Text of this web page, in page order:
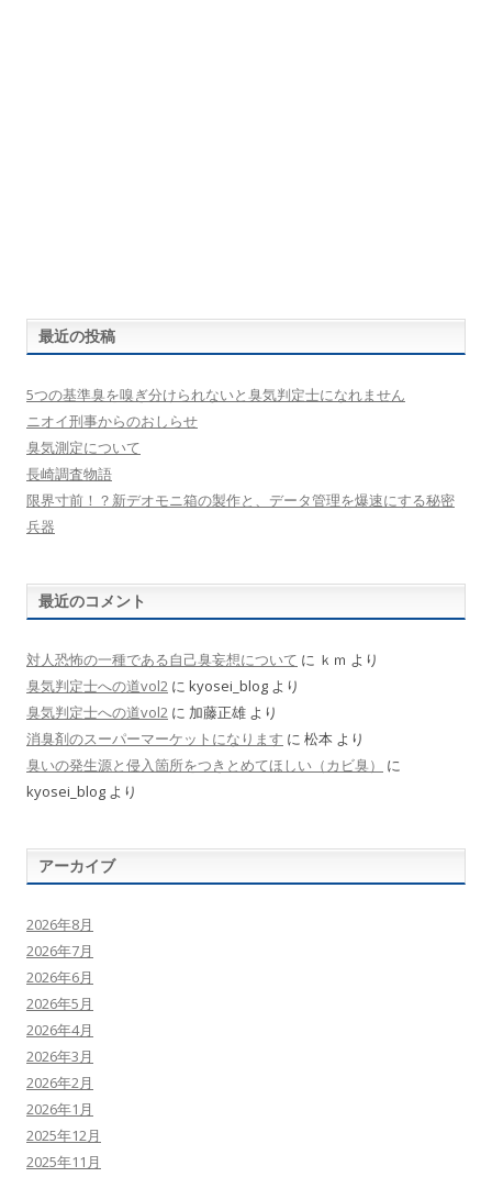
最近の投稿
5つの基準臭を嗅ぎ分けられないと臭気判定士になれません
ニオイ刑事からのおしらせ
臭気測定について
長崎調査物語
限界寸前！？新デオモニ箱の製作と、データ管理を爆速にする秘密
兵器
最近のコメント
対人恐怖の一種である自己臭妄想について に ｋｍ より
臭気判定士への道vol2 に kyosei_blog より
臭気判定士への道vol2 に 加藤正雄 より
消臭剤のスーパーマーケットになります に 松本 より
臭いの発生源と侵入箇所をつきとめてほしい（カビ臭）
に
kyosei_blog より
アーカイブ
2026年8月
2026年7月
2026年6月
2026年5月
2026年4月
2026年3月
2026年2月
2026年1月
2025年12月
2025年11月